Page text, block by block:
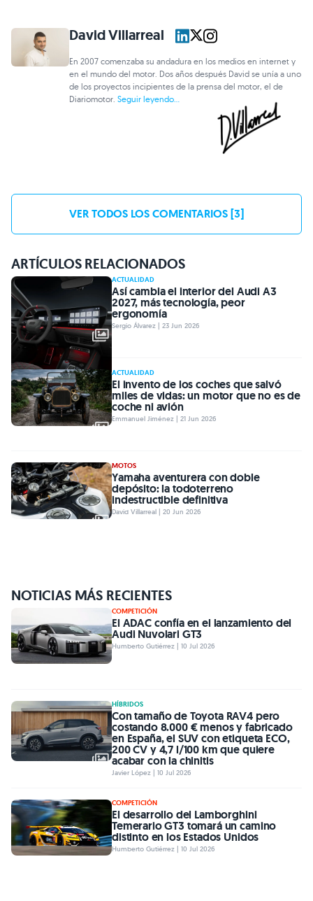
David Villarreal
En 2007 comenzaba su andadura en los medios en internet y
en el mundo del motor. Dos años después David se unía a uno
de los proyectos incipientes de la prensa del motor, el de
Diariomotor.Seguir leyendo...
VER TODOS LOS COMENTARIOS [3]
ARTÍCULOS RELACIONADOS
ACTUALIDAD
Así cambia el interior del Audi A3
2027, más tecnología, peor
ergonomía
Sergio Álvarez | 23 Jun 2026
ACTUALIDAD
El invento de los coches que salvó
miles de vidas: un motor que no es de
coche ni avión
Emmanuel Jiménez | 21 Jun 2026
MOTOS
Yamaha aventurera con doble
depósito: la todoterreno
indestructible definitiva
David Villarreal | 20 Jun 2026
NOTICIAS MÁS RECIENTES
COMPETICIÓN
El ADAC confía en el lanzamiento del
Audi Nuvolari GT3
Humberto Gutiérrez | 10 Jul 2026
HÍBRIDOS
Con tamaño de Toyota RAV4 pero
costando 8.000 € menos y fabricado
en España, el SUV con etiqueta ECO,
200 CV y 4,7 l/100 km que quiere
acabar con la chinitis
Javier López | 10 Jul 2026
COMPETICIÓN
El desarrollo del Lamborghini
Temerario GT3 tomará un camino
distinto en los Estados Unidos
Humberto Gutiérrez | 10 Jul 2026